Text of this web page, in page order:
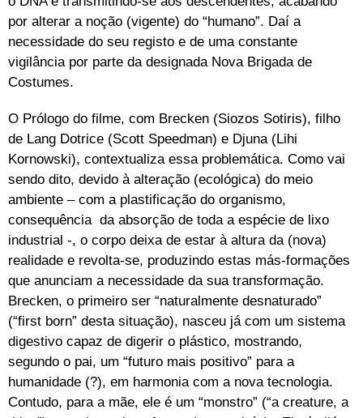
por alterar a noção (vigente) do “humano”. Daí a
necessidade do seu registo e de uma constante
vigilância por parte da designada Nova Brigada de
Costumes.
O Prólogo do filme, com Brecken (Siozos Sotiris), filho
de Lang Dotrice (Scott Speedman) e Djuna (Lihi
Kornowski), contextualiza essa problemática. Como vai
sendo dito, devido à alteração (ecológica) do meio
ambiente – com a plastificação do organismo,
consequência da absorção de toda a espécie de lixo
industrial -, o corpo deixa de estar à altura da (nova)
realidade e revolta-se, produzindo estas más-formações
que anunciam a necessidade da sua transformação.
Brecken, o primeiro ser “naturalmente desnaturado”
(“first born” desta situação), nasceu já com um sistema
digestivo capaz de digerir o plástico, mostrando,
segundo o pai, um “futuro mais positivo” para a
humanidade (?), em harmonia com a nova tecnologia.
Contudo, para a mãe, ele é um “monstro” (“a creature, a